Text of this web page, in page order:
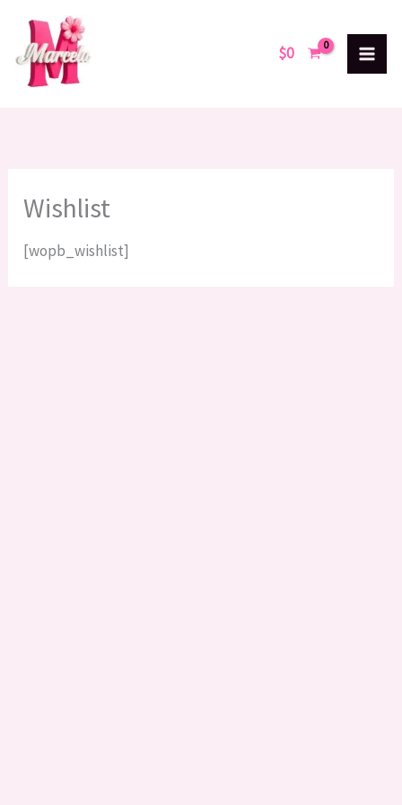
contenido
$0
Wishlist
[wopb_wishlist]